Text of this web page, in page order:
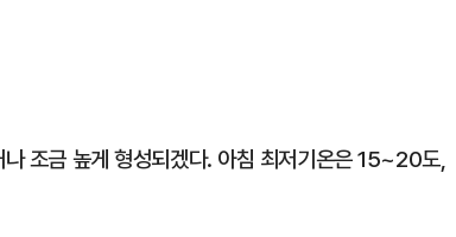
조금 높게 형성되겠다. 아침 최저기온은 15~20도,